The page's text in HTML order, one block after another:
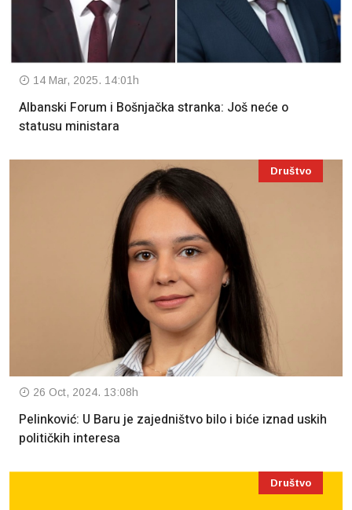
14 Mar, 2025. 14:01h
Albanski Forum i Bošnjačka stranka: Još neće o
statusu ministara
Društvo
26 Oct, 2024. 13:08h
Pelinković: U Baru je zajedništvo bilo i biće iznad uskih
političkih interesa
Društvo